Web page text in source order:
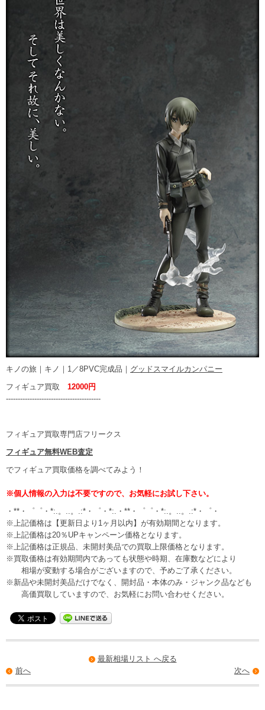
キノの旅｜キノ｜1／8PVC完成品｜ グッドスマイルカンパニー
フィギュア買取 12000円
----------------------------------------
フィギュア買取専門店フリークス
フィギュア無料WEB査定
でフィギュア買取価格を調べてみよう！
※個人情報の入力は不要ですので、お気軽にお試し下さい。
・**・゜゜・*:.。..。.:*・゜・*:.・**・゜゜・*:.。..。.:*・゜・
※上記価格は【更新日より1ヶ月以内】が有効期間となります。
※上記価格は20％UPキャンペーン価格となります。
※上記価格は正規品、未開封美品での買取上限価格となります。
※買取価格は有効期間内であっても状態や時期、在庫数などにより
相場が変動する場合がございますので、予めご了承ください。
※新品や未開封美品だけでなく、開封品・本体のみ・ジャンク品なども
高価買取していますので、お気軽にお問い合わせください。
最新相場リスト へ戻る
次へ
前へ